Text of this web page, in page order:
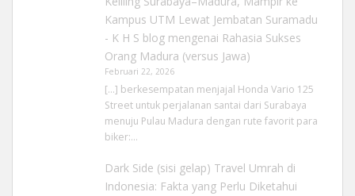
Kampus UTM Lewat Jembatan Suramadu
- K H S blogmengenai Rahasia Sukses
Orang Madura (versus Jawa)
Februari 22, 2026
[…] berkesempatan menjajal Honda Vario 125
Street untuk perjalanan santai dari Surabaya
menuju Pulau Madura dengan rute favorit para
biker:…
Dark Side (sisi gelap) Travel Umrah di
Indonesia: Fakta yang Perlu Diketahui